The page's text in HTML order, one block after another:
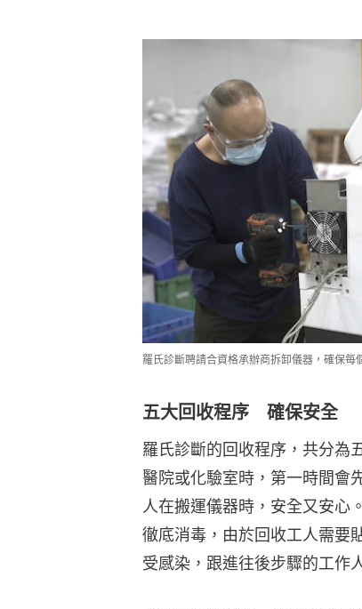
羅氏診斷聘請合資格承辦商拆卸儀器，確保每
五大回收程序 確保安全
羅氏診斷的回收程序，共分為
醫院或化驗室時，第一時間會
人在搬運儀器時，安全又安心
徹底消毒，由於回收工人需要
受感染，跟進往後步驟的工作